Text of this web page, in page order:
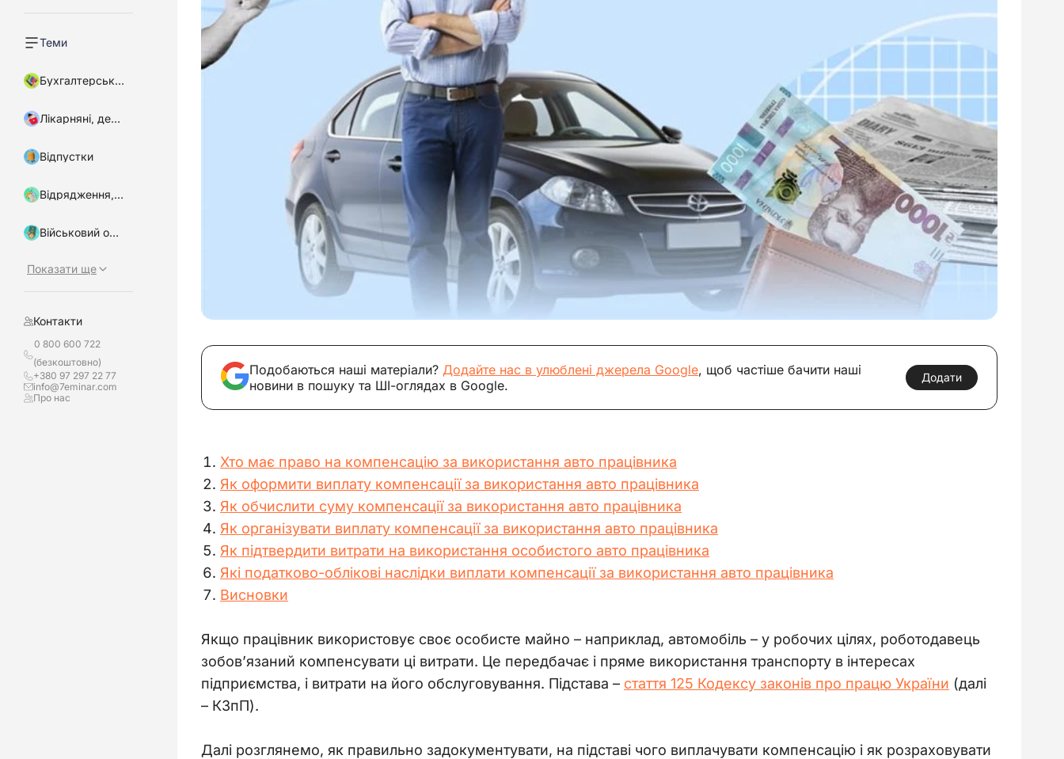
Теми
Бухгалтерський облік
Лікарняні, декретні
Відпустки
Відрядження, підзвітні кошти
Військовий облік, бронювання
Показати ще
Контакти
0 800 600 722
(безкоштовно)
+380 97 297 22 77
info@7eminar.com
Про нас
Подобаються наші матеріали? Додайте нас в улюблені джерела Google, щоб частіше бачити наші
новини в пошуку та ШІ-оглядах в Google.
Додати
Хто має право на компенсацію за використання авто працівника
Як оформити виплату компенсації за використання авто працівника
Як обчислити суму компенсації за використання авто працівника
Як організувати виплату компенсації за використання авто працівника
Як підтвердити витрати на використання особистого авто працівника
Які податково-облікові наслідки виплати компенсації за використання авто працівника
Висновки
Якщо працівник використовує своє особисте майно – наприклад, автомобіль – у робочих цілях, роботодавець
зобов’язаний компенсувати ці витрати. Це передбачає і пряме використання транспорту в інтересах
підприємства, і витрати на його обслуговування. Підстава – стаття 125 Кодексу законів про працю України (далі
– КЗпП).
Далі розглянемо, як правильно задокументувати, на підставі чого виплачувати компенсацію і як розраховувати